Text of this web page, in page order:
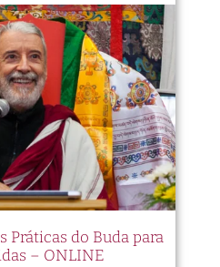
Práticas do Buda para
– ONLINE